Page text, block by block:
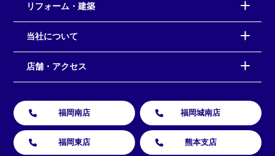
リフォーム・建築
当社について
店舗・アクセス
福岡南店 福岡城南店
福岡東店 熊本支店